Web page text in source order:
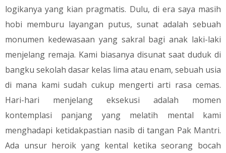
logikanya yang kian pragmatis. Dulu, di era saya masih
hobi memburu layangan putus, sunat adalah sebuah
monumen kedewasaan yang sakral bagi anak laki-laki
menjelang remaja. Kami biasanya disunat saat duduk di
bangku sekolah dasar kelas lima atau enam, sebuah usia
di mana kami sudah cukup mengerti arti rasa cemas.
Hari-hari menjelang eksekusi adalah momen
kontemplasi panjang yang melatih mental kami
menghadapi ketidakpastian nasib di tangan Pak Mantri.
Ada unsur heroik yang kental ketika seorang bocah